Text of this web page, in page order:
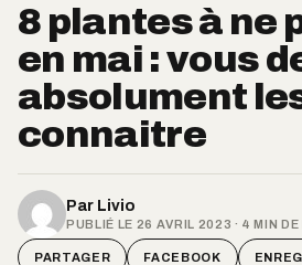
8 plantes à ne
en mai : vous
absolument
connaitre
Par Livio
PUBLIÉ LE 26 AVRIL 2023 · 4 MIN DE
PARTAGER FACEBOOK